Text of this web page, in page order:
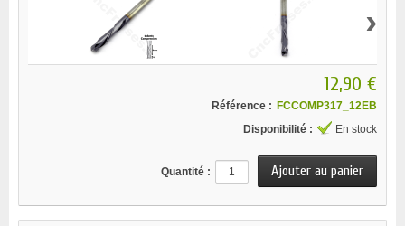
›
12,90 €
Référence : FCCOMP317_12EB
Disponibilité :
En stock
Quantité :